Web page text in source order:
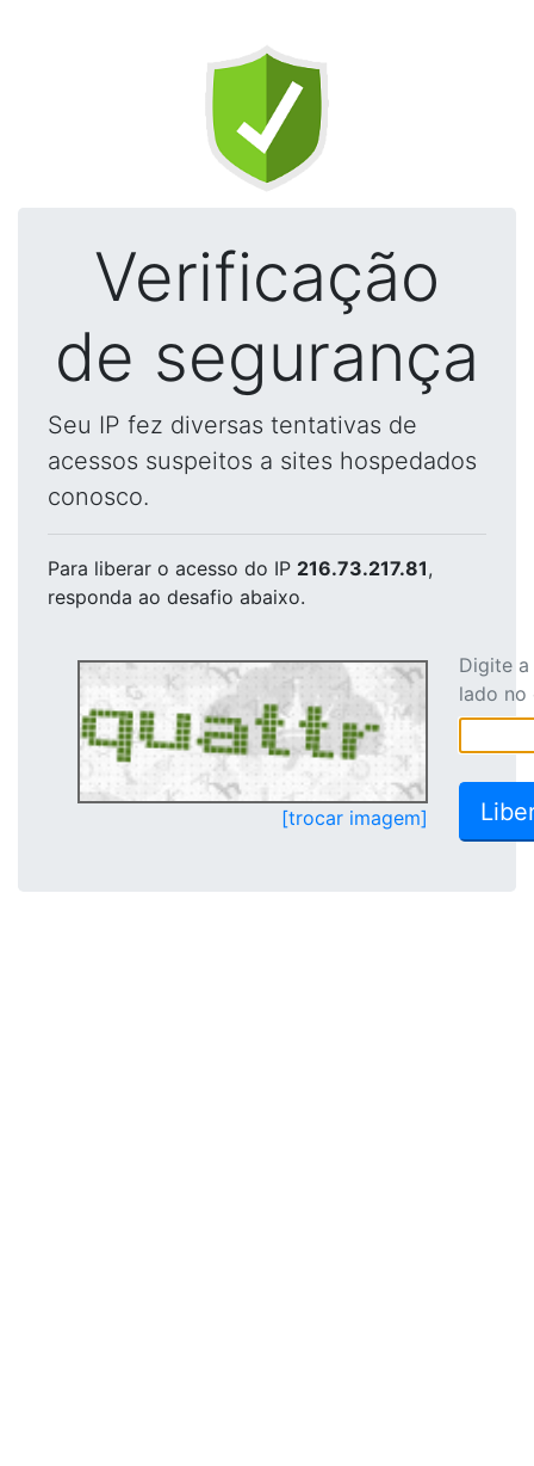
Verificação
de segurança
Seu IP fez diversas tentativas de
acessos suspeitos a sites hospedados
conosco.
Para liberar o acesso do IP 216.73.217.81,
responda ao desafio abaixo.
[trocar imagem]
Digite
lado no